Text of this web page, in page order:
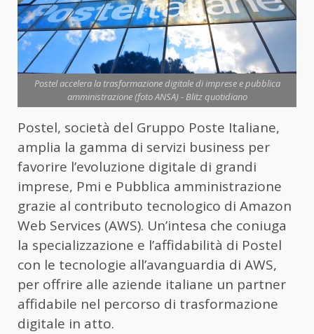
Postel accelera la trasformazione digitale di imprese e pubblica
amministrazione (foto ANSA) - Blitz quotidiano
Postel, società del Gruppo Poste Italiane,
amplia la gamma di servizi business per
favorire l’evoluzione digitale di grandi
imprese, Pmi e Pubblica amministrazione
grazie al contributo tecnologico di Amazon
Web Services (AWS). Un’intesa che coniuga
la specializzazione e l’affidabilità di Postel
con le tecnologie all’avanguardia di AWS,
per offrire alle aziende italiane un partner
affidabile nel percorso di trasformazione
digitale in atto.